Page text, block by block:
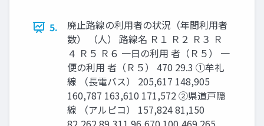
5.
廃止路線の利用者の状況（年間利用者
数） （人） 路線名 Ｒ１ Ｒ２ Ｒ３ Ｒ
４ Ｒ５ Ｒ６ 一日の利用 者（Ｒ５） 一
便の利用 者（Ｒ５） 470 29.3 ①牟礼
線 （長電バス） 205,617 148,905
160,787 163,610 171,572 ②県道戸隠
線 （アルピコ） 157,824 81,150